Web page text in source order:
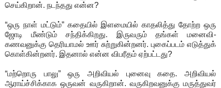
செய்கிறான். நடந்தது என்ன?
“ஒரு நாள் மட்டும்” கதையில் இளமையில் காதலித்து தோற்ற ஒரு
ஜோடி மீண்டும் சந்திக்கிறது. இருவரும் தங்கள் மனைவி-
கணவனுக்கு தெரியாமல் ஊர் சுற்றுகின்றனர். புகைப்படம் எடுத்துக்
கொள்கின்றனர். இதனால் என்ன விபரீதம் ஏற்பட்டது?
“மற்றொரு பாலு” ஒரு அறிவியல் புனைவு கதை. அறிவியல்
ஆராய்ச்சிக்காக ஒருவன் வருகிறான். வருகிறவனுக்கு மருத்துவர்